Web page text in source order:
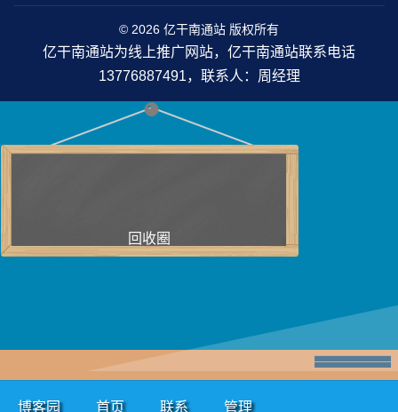
© 2026 亿干南通站 版权所有
亿干南通站为线上推广网站，亿干南通站联系电话
13776887491，联系人：周经理
回收圈
博客园 首页 联系 管理